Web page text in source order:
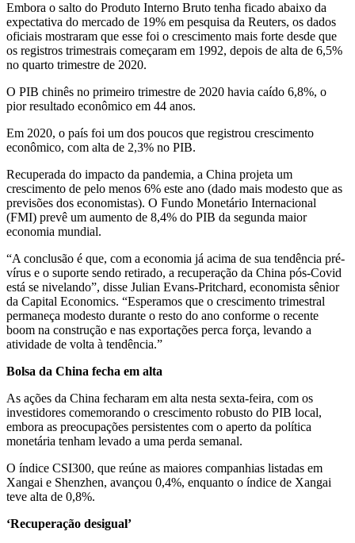
Embora o salto do Produto Interno Bruto tenha ficado abaixo da
expectativa do mercado de 19% em pesquisa da Reuters, os dados
oficiais mostraram que esse foi o crescimento mais forte desde que
os registros trimestrais começaram em 1992, depois de alta de 6,5%
no quarto trimestre de 2020.
O PIB chinês no primeiro trimestre de 2020 havia caído 6,8%, o
pior resultado econômico em 44 anos.
Em 2020, o país foi um dos poucos que registrou crescimento
econômico, com alta de 2,3% no PIB.
Recuperada do impacto da pandemia, a China projeta um
crescimento de pelo menos 6% este ano (dado mais modesto que as
previsões dos economistas). O Fundo Monetário Internacional
(FMI) prevê um aumento de 8,4% do PIB da segunda maior
economia mundial.
“A conclusão é que, com a economia já acima de sua tendência pré-
vírus e o suporte sendo retirado, a recuperação da China pós-Covid
está se nivelando”, disse Julian Evans-Pritchard, economista sênior
da Capital Economics. “Esperamos que o crescimento trimestral
permaneça modesto durante o resto do ano conforme o recente
boom na construção e nas exportações perca força, levando a
atividade de volta à tendência.”
Bolsa da China fecha em alta
As ações da China fecharam em alta nesta sexta-feira, com os
investidores comemorando o crescimento robusto do PIB local,
embora as preocupações persistentes com o aperto da política
monetária tenham levado a uma perda semanal.
O índice CSI300, que reúne as maiores companhias listadas em
Xangai e Shenzhen, avançou 0,4%, enquanto o índice de Xangai
teve alta de 0,8%.
‘Recuperação desigual’